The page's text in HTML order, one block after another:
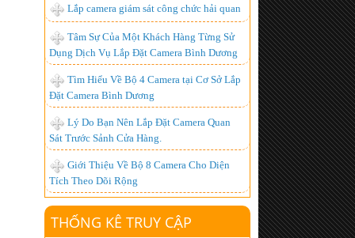
Lắp đặt camera quan sát góc rộng xem
được qua mạng từ xa
Chuyên Lắp đặt camera tại kcn đồng nai
- chất lượng nhất
Lắp đặt camera quan sát giá rẻ tại Đồng
Nai
Camera IP là gì? Ưu điểm của camera ip?
lắp đặt camera giá rẻ tphcm, lắp đặt
camera tphcm
Lắp đặt camera tại công ty ValiExo
Lắp camera giám sát công chức hải quan
Tâm Sự Của Một Khách Hàng Từng Sử
Dụng Dịch Vụ Lắp Đặt Camera Bình Dương
Tìm Hiểu Về Bộ 4 Camera tại Cơ Sở Lắp
Đặt Camera Bình Dương
Lý Do Bạn Nên Lắp Đặt Camera Quan
Sát Trước Sảnh Cửa Hàng.
Giới Thiệu Về Bộ 8 Camera Cho Diện
Tích Theo Dõi Rộng
THỐNG KÊ TRUY CẬP